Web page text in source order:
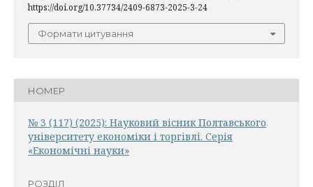
https://doi.org/10.37734/2409-6873-2025-3-24
Формати цитування
НОМЕР
№ 3 (117) (2025): Науковий вісник Полтавського
університету економіки і торгівлі. Серія
«Економічні науки»
РОЗДІЛ